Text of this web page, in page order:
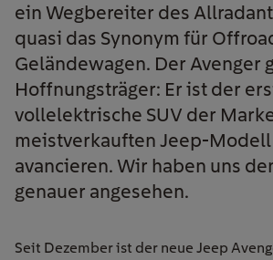
ein Wegbereiter des
quasi das Synonym für
Geländewagen. Der Avenger
Hoffnungsträger: Er ist der
vollelektrische SUV der
meistverkauften Jeep-Modell
avancieren. Wir haben uns
genauer angesehen.
Seit Dezember ist der neue Jeep